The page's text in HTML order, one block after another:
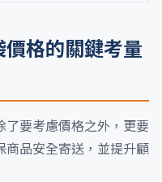
格的關鍵考量
了要考慮價格之外，更要
商品安全寄送，並提升顧